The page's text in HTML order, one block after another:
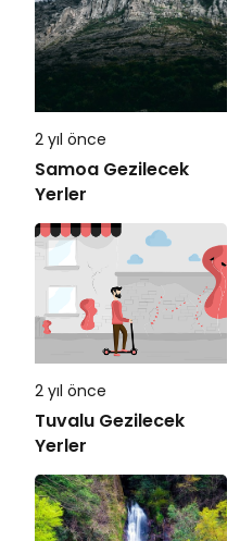
2 yıl önce
Samoa Gezilecek
Yerler
2 yıl önce
Tuvalu Gezilecek
Yerler